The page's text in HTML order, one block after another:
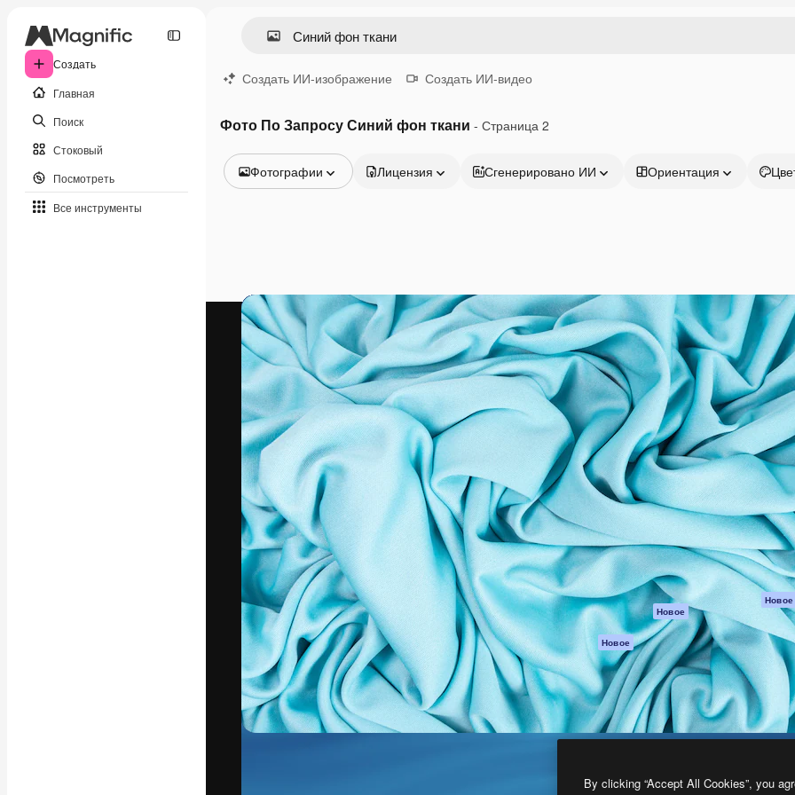
Создать
Главная
Поиск
Стоковый
Посмотреть
Все инструменты
Создать ИИ-изображение Создать ИИ-видео
Фото По Запросу Синий фон ткани - Страница 2
Фотографии
Видео
Видеоролик
Моушн-дизайн
Видеошаблоны
Иконки
3D-модели
Шрифты
Лицензия Сгенерировано ИИ Ориентация
Креативная платформа для создания
ваших лучших работ. Более 1 миллиона
подписчиков среди креаторов,
предприятий, агентств и студий.
Продукция
Spaces
ИИ-помощник
Генератор
изображений ИИ
Генератор видео
ИИ
Генератор голоса
на основе ИИ
Стоковый контент
MCP для
Claude/ChatGPT
Новое
Агенты Новое
API
Мобильное
приложение
Все инструменты
Magnific
Начать
Academy
Документация
Пакету ИИ
Служба
поддержки
Условия и
положения
Политика
Оригиналы
Новое
Политика
cookie
Центр доверия
Партнеры
Предприятие
By clicking “Accept All Cookies”, you